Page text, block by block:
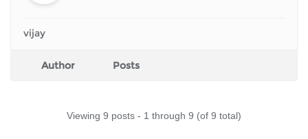
vijay
Author Posts
Viewing 9 posts - 1 through 9 (of 9 total)